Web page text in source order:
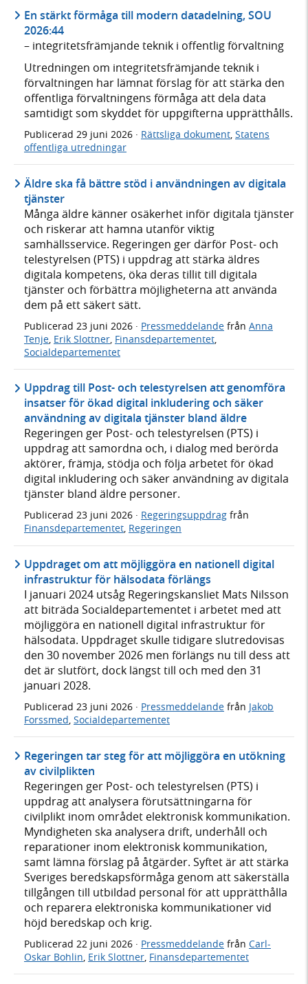
En stärkt förmåga till modern datadelning, SOU
2026:44
– integritetsfrämjande teknik i offentlig förvaltning
Utredningen om integritetsfrämjande teknik i
förvaltningen har lämnat förslag för att stärka den
offentliga förvaltningens förmåga att dela data
samtidigt som skyddet för uppgifterna upprätthålls.
Publicerad 29 juni 2026 · Rättsliga dokument, Statens
offentliga utredningar
Äldre ska få bättre stöd i användningen av digitala
tjänster
Många äldre känner osäkerhet inför digitala tjänster
och riskerar att hamna utanför viktig
samhällsservice. Regeringen ger därför Post- och
telestyrelsen (PTS) i uppdrag att stärka äldres
digitala kompetens, öka deras tillit till digitala
tjänster och förbättra möjligheterna att använda
dem på ett säkert sätt.
Publicerad 23 juni 2026 · Pressmeddelande från Anna
Tenje, Erik Slottner, Finansdepartementet,
Socialdepartementet
Uppdrag till Post- och telestyrelsen att genomföra
insatser för ökad digital inkludering och säker
användning av digitala tjänster bland äldre
Regeringen ger Post- och telestyrelsen (PTS) i
uppdrag att samordna och, i dialog med berörda
aktörer, främja, stödja och följa arbetet för ökad
digital inkludering och säker användning av digitala
tjänster bland äldre personer.
Publicerad 23 juni 2026 · Regeringsuppdrag från
Finansdepartementet, Regeringen
Uppdraget om att möjliggöra en nationell digital
infrastruktur för hälsodata förlängs
I januari 2024 utsåg Regeringskansliet Mats Nilsson
att biträda Socialdepartementet i arbetet med att
möjliggöra en nationell digital infrastruktur för
hälsodata. Uppdraget skulle tidigare slutredovisas
den 30 november 2026 men förlängs nu till dess att
det är slutfört, dock längst till och med den 31
januari 2028.
Publicerad 23 juni 2026 · Pressmeddelande från Jakob
Forssmed, Socialdepartementet
Regeringen tar steg för att möjliggöra en utökning
av civilplikten
Regeringen ger Post- och telestyrelsen (PTS) i
uppdrag att analysera förutsättningarna för
civilplikt inom området elektronisk kommunikation.
Myndigheten ska analysera drift, underhåll och
reparationer inom elektronisk kommunikation,
samt lämna förslag på åtgärder. Syftet är att stärka
Sveriges beredskapsförmåga genom att säkerställa
tillgången till utbildad personal för att upprätthålla
och reparera elektroniska kommunikationer vid
höjd beredskap och krig.
Publicerad 22 juni 2026 · Pressmeddelande från Carl-
Oskar Bohlin Erik Slottner Finansdepartementet